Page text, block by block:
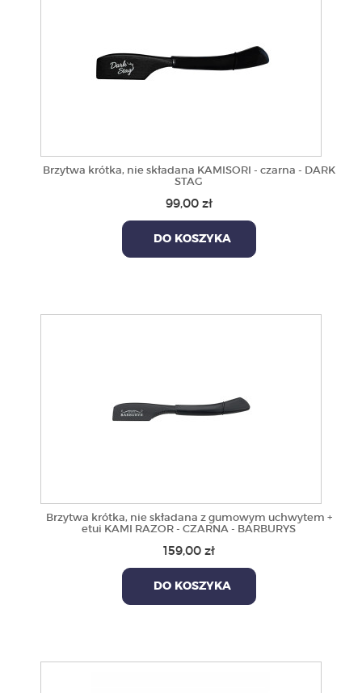
Brzytwa krótka, nie składana KAMISORI - czarna - DARK
STAG
99,00 zł
DO KOSZYKA
Brzytwa krótka, nie składana z gumowym uchwytem +
etui KAMI RAZOR - CZARNA - BARBURYS
159,00 zł
DO KOSZYKA